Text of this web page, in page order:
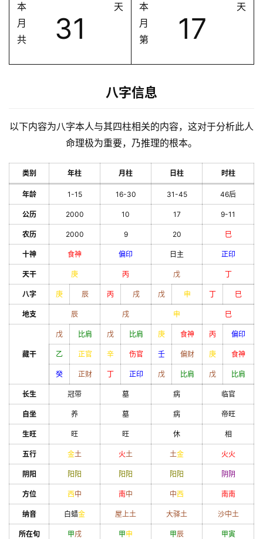
本
月
共
31
天
本
月
第
17
天
八字信息
以下内容为八字本人与其四柱相关的内容，这对于分析此人
命理极为重要，乃推理的根本。
类别 年柱 月柱 日柱 时柱
年龄 1-15 16-30 31-45 46后
公历 2000 10 17 9-11
农历 2000 9 20 巳
十神 食神 偏印 日主 正印
天干 庚 丙 戊 丁
八字 庚 辰 丙 戌 戊 申 丁 巳
地支 辰 戌 申 巳
藏干
戊 比肩 戊 比肩 庚 食神 丙 偏印
乙 正官 辛 伤官 壬 偏财 庚 食神
癸 正财 丁 正印 戊 比肩 戊 比肩
长生 冠带 墓 病 临官
自坐 养 墓 病 帝旺
生旺 旺 旺 休 相
五行 金土 火土 土金 火火
阴阳 阳 阳 阳 阳 阳 阳 阴 阴
方位 西中 南中 中西 南南
纳音 白蜡金 屋上土 大驿土 沙中土
所在旬 甲戌 甲申 甲辰 甲寅